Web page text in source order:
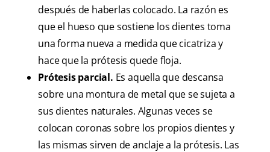
después de haberlas colocado. La razón es
que el hueso que sostiene los dientes toma
una forma nueva a medida que cicatriza y
hace que la prótesis quede floja.
Prótesis parcial. Es aquella que descansa
sobre una montura de metal que se sujeta a
sus dientes naturales. Algunas veces se
colocan coronas sobre los propios dientes y
las mismas sirven de anclaje a la prótesis. Las